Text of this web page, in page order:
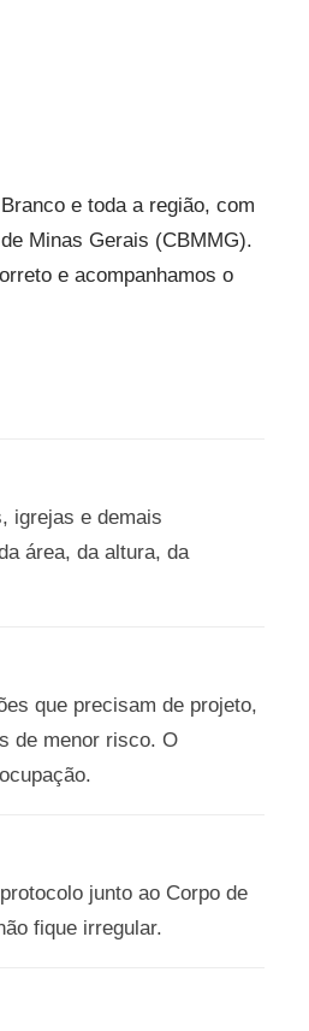
e toda a região, com
Minas Gerais (CBMMG).
e acompanhamos o
igrejas e demais
área, da altura, da
que precisam de projeto,
de menor risco. O
junto ao Corpo de
fique irregular.